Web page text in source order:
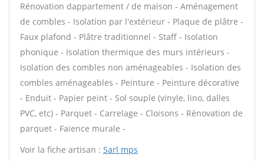
Rénovation dappartement / de maison - Aménagement
de combles - Isolation par l'extérieur - Plaque de plâtre -
Faux plafond - Plâtre traditionnel - Staff - Isolation
phonique - Isolation thermique des murs intérieurs -
Isolation des combles non aménageables - Isolation des
combles aménageables - Peinture - Peinture décorative
- Enduit - Papier peint - Sol souple (vinyle, lino, dalles
PVC, etc) - Parquet - Carrelage - Cloisons - Rénovation de
parquet - Faïence murale -
Voir la fiche artisan : Sarl mps